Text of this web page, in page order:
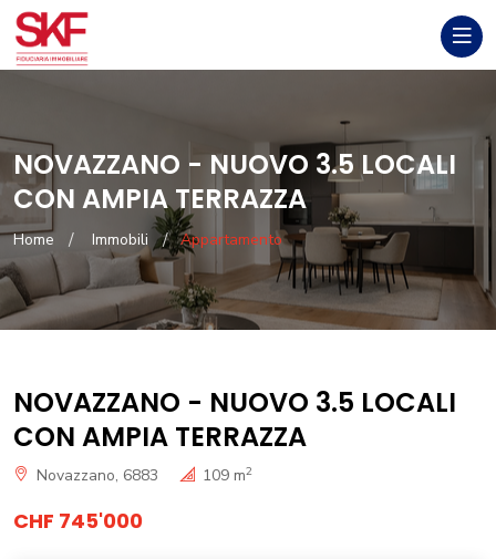
NOVAZZANO - NUOVO 3.5 LOCALI
CON AMPIA TERRAZZA
Home Immobili Appartamento
NOVAZZANO - NUOVO 3.5 LOCALI
CON AMPIA TERRAZZA
Novazzano, 6883 109 m2
CHF 745'000